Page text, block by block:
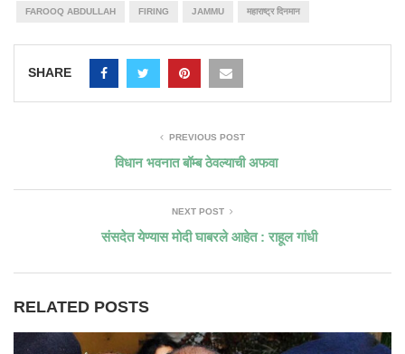
FAROOQ ABDULLAH FIRING JAMMU महाराष्ट्र दिनमान
SHARE
PREVIOUS POST
विधान भवनात बॉम्ब ठेवल्याची अफवा
NEXT POST
संसदेत येण्यास मोदी घाबरले आहेत : राहूल गांधी
RELATED POSTS